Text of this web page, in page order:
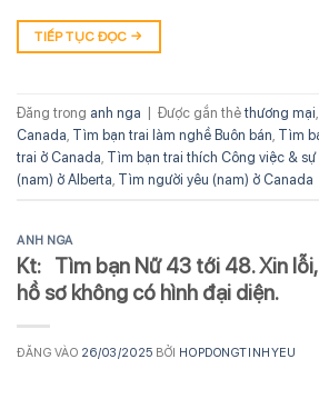
TIẾP TỤC ĐỌC →
Đăng trong anh nga | Được gắn thẻ thương mại
Canada Tìm bạn trai làm nghề Buôn bán Tìm
trai ở Canada Tìm bạn trai thích Công việc &
(nam) ở Alberta Tìm người yêu (nam) ở Canada
ANH NGA
Kt: Tìm bạn Nữ 43 tới 48. Xin
hồ sơ không có hình đại diện.
ĐĂNG VÀO 26/03/2025 BỞI HOPDONGTINHYEU